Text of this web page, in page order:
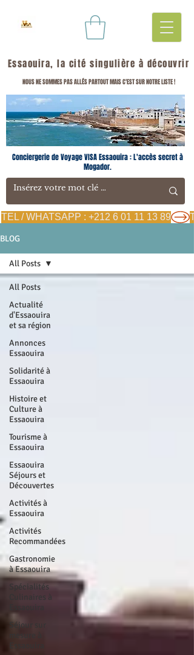
Essaouira, la cité singulière à découvrir
NOUS NE SOMMES PAS ALLÉS PARTOUT MAIS C'EST SUR NOTRE LISTE !
TEL / WHATSAPP : +212 6 01 11 13 89
Conciergerie de Voyage VISA Essaouira : L'accès secret à
Mogador.
BLOG
All Posts
Actualité
d'Essaouira
et sa région
Annonces
Essaouira
Solidarité à
Essaouira
Histoire et
Culture à
Essaouira
Tourisme à
Essaouira
Essaouira
Séjours et
Découvertes
Activités à
Essaouira
Activités
Recommandées
Gastronomie
à Essaouira
Spécialités
Culinaires à
Essaouira
Séjour sur
All Posts